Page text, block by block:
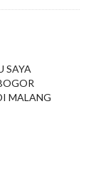
SAYA
MALANG